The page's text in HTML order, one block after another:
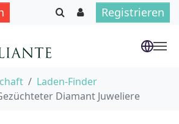
Registrieren
Laden-Finder
Diamant Juweliere